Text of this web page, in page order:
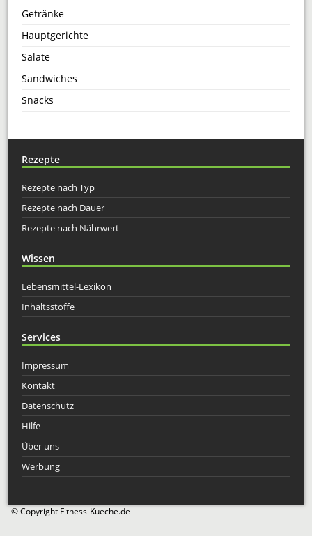
Getränke
Hauptgerichte
Salate
Sandwiches
Snacks
Rezepte
Rezepte nach Typ
Rezepte nach Dauer
Rezepte nach Nährwert
Wissen
Lebensmittel-Lexikon
Inhaltsstoffe
Services
Impressum
Kontakt
Datenschutz
Hilfe
Über uns
Werbung
© Copyright Fitness-Kueche.de